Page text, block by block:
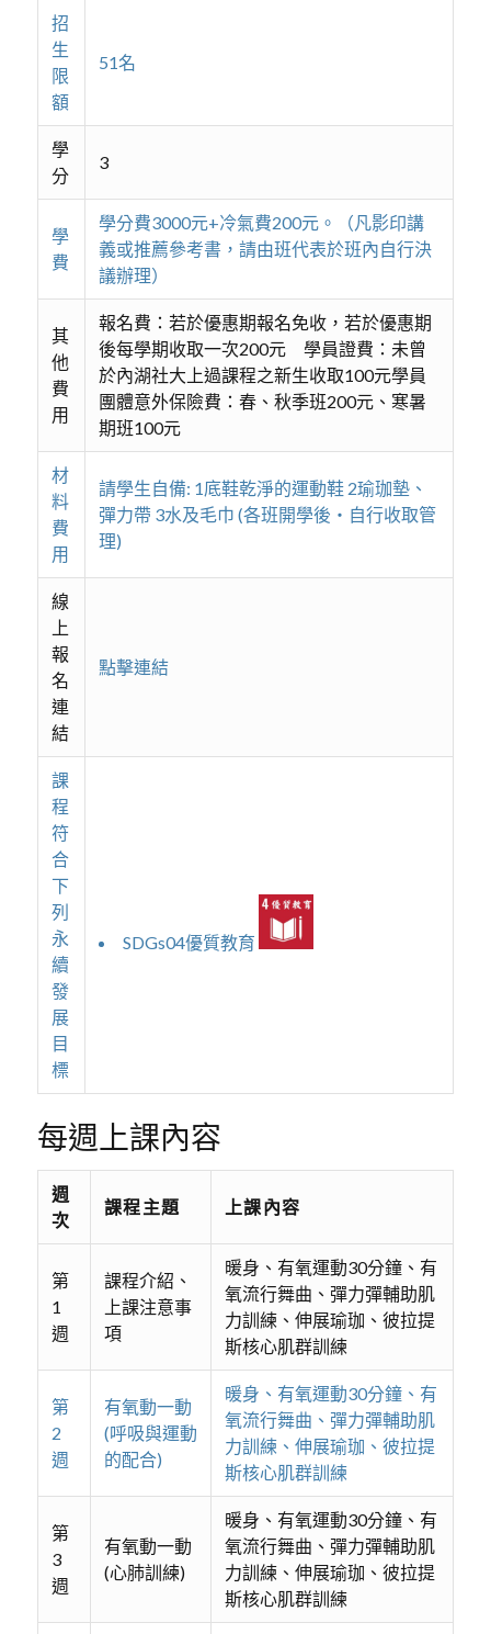
招
生
限
額
51名
學
分
3
學
費
學分費3000元+冷氣費200元。（凡影印講
義或推薦參考書，請由班代表於班內自行決
議辦理）
其
他
費
用
報名費：若於優惠期報名免收，若於優惠期
後每學期收取一次200元 學員證費：未曾
於內湖社大上過課程之新生收取100元學員
團體意外保險費：春、秋季班200元、寒暑
期班100元
材
料
費
用
請學生自備: 1底鞋乾淨的運動鞋 2瑜珈墊、
彈力帶 3水及毛巾 (各班開學後‧自行收取管
理)
線
上
報
名
連
結
點擊連結
課
程
符
合
下
列
永
續
發
展
目
標
SDGs04優質教育
每週上課內容
週
次
課程主題 上課內容
第
1
週
課程介紹、
上課注意事
項
暖身、有氧運動30分鐘、有
氧流行舞曲、彈力彈輔助肌
力訓練、伸展瑜珈、彼拉提
斯核心肌群訓練
第
2
週
有氧動一動
(呼吸與運動
的配合)
暖身、有氧運動30分鐘、有
氧流行舞曲、彈力彈輔助肌
力訓練、伸展瑜珈、彼拉提
斯核心肌群訓練
第
3
週
有氧動一動
(心肺訓練)
暖身、有氧運動30分鐘、有
氧流行舞曲、彈力彈輔助肌
力訓練、伸展瑜珈、彼拉提
斯核心肌群訓練